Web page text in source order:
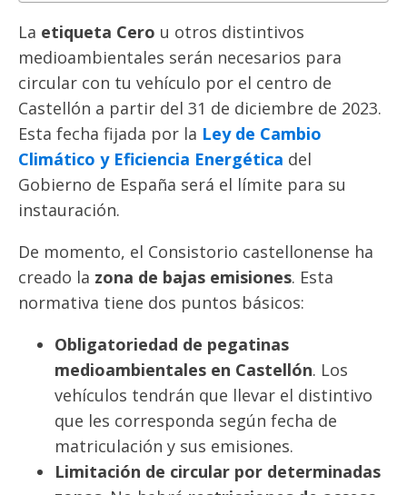
La etiqueta Cero u otros distintivos
medioambientales serán necesarios para
circular con tu vehículo por el centro de
Castellón a partir del 31 de diciembre de 2023.
Esta fecha fijada por la Ley de Cambio
Climático y Eficiencia Energética del
Gobierno de España será el límite para su
instauración.
De momento, el Consistorio castellonense ha
creado la zona de bajas emisiones. Esta
normativa tiene dos puntos básicos:
Obligatoriedad de pegatinas
medioambientales en Castellón. Los
vehículos tendrán que llevar el distintivo
que les corresponda según fecha de
matriculación y sus emisiones.
Limitación de circular por determinadas